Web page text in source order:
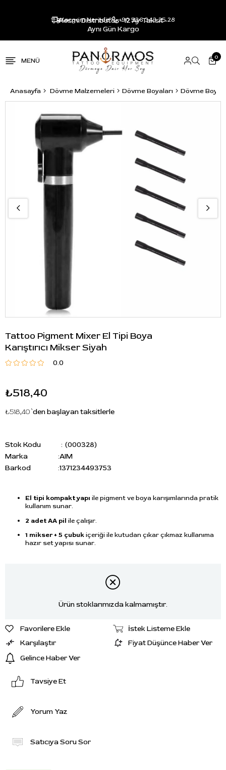
Resmi Distribütör - 12 Ay Taksit -
Aynı Gün Kargo
Kargom Nerede? +90 536 343 25 28
0
Anasayfa Dövme Malzemeleri Dövme Boyaları Dövme Boya
Tattoo Pigment Mixer El Tipi Boya
Karıştırıcı Mikser Siyah
0.0
₺518,40
₺518,40`den başlayan taksitlerle
Stok Kodu
(000328)
Marka
:AIM
Barkod
:1371234493753
El tipi kompakt yapı ile pigment ve boya karışımlarında pratik
kullanım sunar.
2 adet AA pil ile çalışır.
1 mikser + 5 çubukiçeriği ile kutudan çıkar çıkmaz kullanıma
hazır set yapısı sunar.
Ürün stoklarımızda kalmamıştır.
Favorilere Ekle
İstek Listeme Ekle
Karşılaştır
Fiyat Düşünce Haber Ver
Gelince Haber Ver
Tavsiye Et
Yorum Yaz
Satıcıya Soru Sor